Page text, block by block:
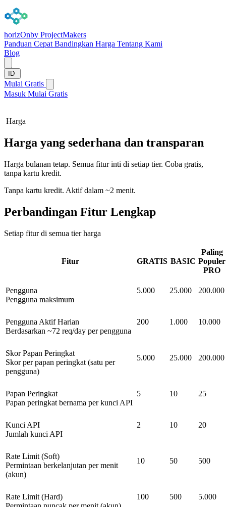
horizOnby ProjectMakers
Panduan Cepat Bandingkan Harga Tentang Kami
Blog
ID
Mulai Gratis
Masuk Mulai Gratis
Harga
Harga yang sederhana dan transparan
Harga bulanan tetap. Semua fitur inti di setiap tier. Coba gratis,
tanpa kartu kredit.
Tanpa kartu kredit. Aktif dalam ~2 menit.
Perbandingan Fitur Lengkap
Setiap fitur di semua tier harga
Fitur GRATIS BASIC
Paling
Populer
PRO
Pengguna
Pengguna maksimum
5.000 25.000 200.000
Pengguna Aktif Harian
Berdasarkan ~72 req/day per pengguna
200 1.000 10.000
Skor Papan Peringkat
Skor per papan peringkat (satu per
pengguna)
5.000 25.000 200.000
Papan Peringkat
Papan peringkat bernama per kunci API
5 10 25
Kunci API
Jumlah kunci API
2 10 20
Rate Limit (Soft)
Permintaan berkelanjutan per menit
(akun)
10 50 500
Rate Limit (Hard)
100 500 5.000